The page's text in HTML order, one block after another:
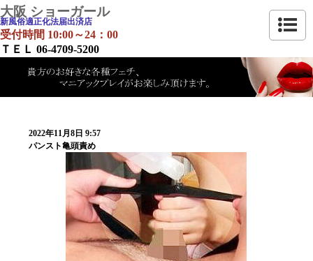
大阪 ショーガール
新風俗適正化法届出済店
受付時間 10:00～24：00
ＴＥＬ 06-4709-5200
2022年11月8日 9:57
パンスト亀頭責め